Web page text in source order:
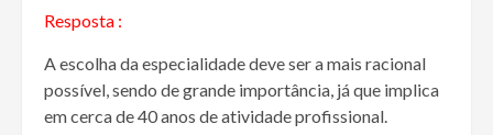
Resposta :
A escolha da especialidade deve ser a mais racional
possível, sendo de grande importância, já que implica
em cerca de 40 anos de atividade profissional.